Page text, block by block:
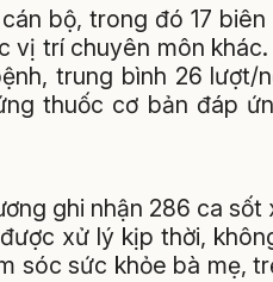
bộ, trong đó 17
vị trí chuyên môn
trung bình 26 lượt/
thuốc cơ bản đáp
ghi nhận 286 ca
xử lý kịp thời,
sóc sức khỏe bà mẹ,